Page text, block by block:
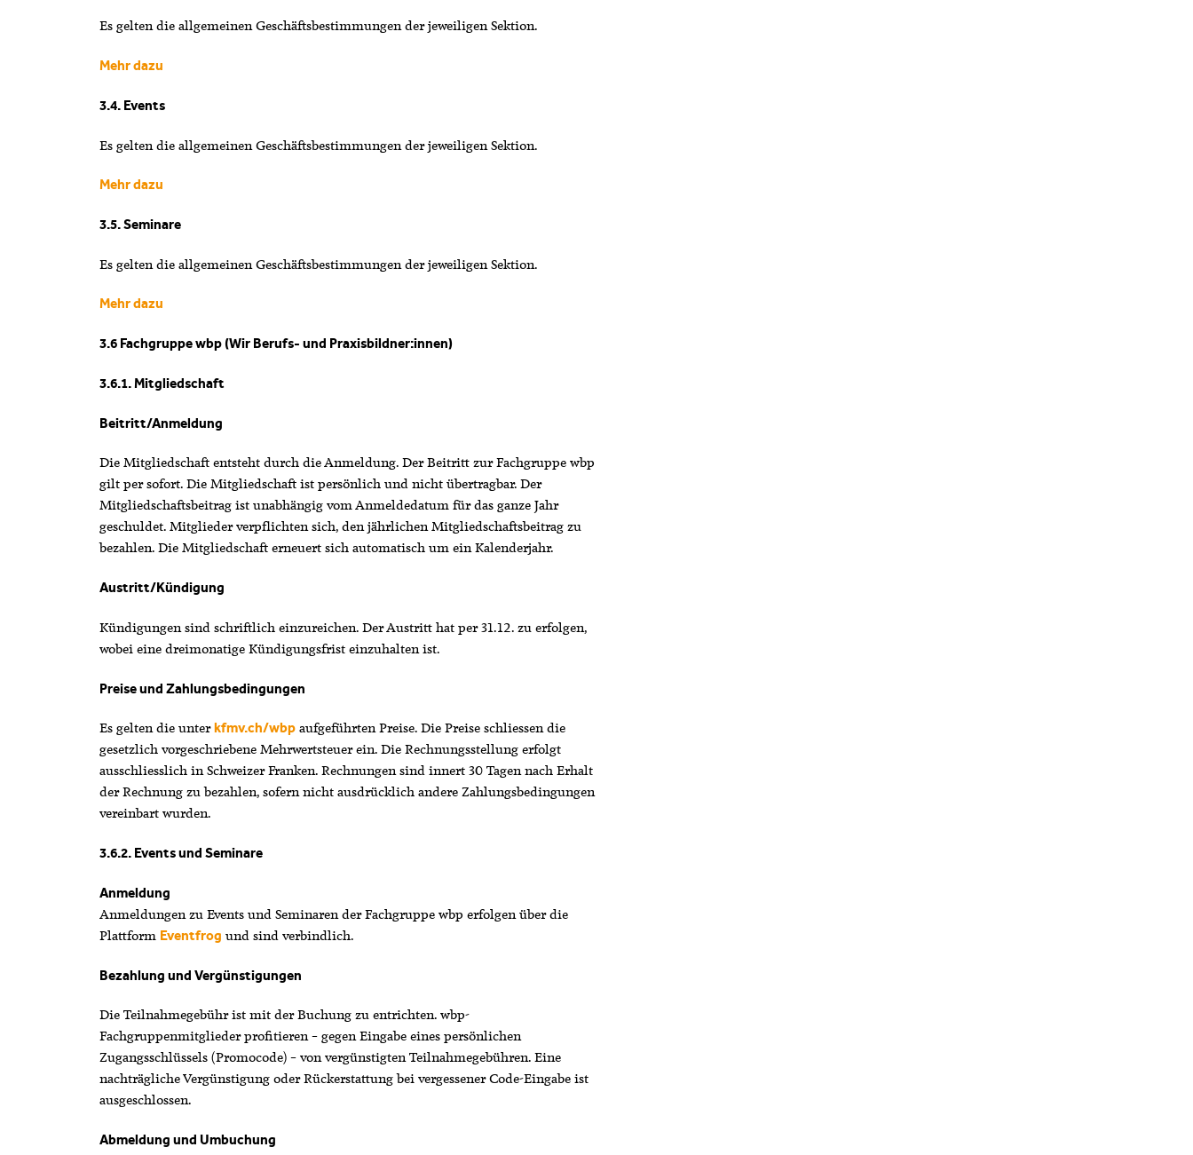
Es gelten die allgemeinen Geschäftsbestimmungen der jeweiligen Sektion.
Mehr dazu
3.4. Events
Es gelten die allgemeinen Geschäftsbestimmungen der jeweiligen Sektion.
Mehr dazu
3.5. Seminare
Es gelten die allgemeinen Geschäftsbestimmungen der jeweiligen Sektion.
Mehr dazu
3.6 Fachgruppe wbp (Wir Berufs- und Praxisbildner:innen)
3.6.1. Mitgliedschaft
Beitritt/Anmeldung
Die Mitgliedschaft entsteht durch die Anmeldung. Der Beitritt zur Fachgruppe wbp
gilt per sofort. Die Mitgliedschaft ist persönlich und nicht übertragbar. Der
Mitgliedschaftsbeitrag ist unabhängig vom Anmeldedatum für das ganze Jahr
geschuldet. Mitglieder verpflichten sich, den jährlichen Mitgliedschaftsbeitrag zu
bezahlen. Die Mitgliedschaft erneuert sich automatisch um ein Kalenderjahr.
Austritt/Kündigung
Kündigungen sind schriftlich einzureichen. Der Austritt hat per 31.12. zu erfolgen,
wobei eine dreimonatige Kündigungsfrist einzuhalten ist.
Preise und Zahlungsbedingungen
Es gelten die unter kfmv.ch/wbpaufgeführten Preise. Die Preise schliessen die
gesetzlich vorgeschriebene Mehrwertsteuer ein. Die Rechnungsstellung erfolgt
ausschliesslich in Schweizer Franken. Rechnungen sind innert 30 Tagen nach Erhalt
der Rechnung zu bezahlen, sofern nicht ausdrücklich andere Zahlungsbedingungen
vereinbart wurden.
3.6.2. Events und Seminare
Anmeldung
Anmeldungen zu Events und Seminaren der Fachgruppe wbp erfolgen über die
Plattform Eventfrog und sind verbindlich.
Bezahlung und Vergünstigungen
Die Teilnahmegebühr ist mit der Buchung zu entrichten. wbp-
Fachgruppenmitglieder profitieren – gegen Eingabe eines persönlichen
Zugangsschlüssels (Promocode) – von vergünstigten Teilnahmegebühren. Eine
nachträgliche Vergünstigung oder Rückerstattung bei vergessener Code-Eingabe ist
ausgeschlossen.
Abmeldung und Umbuchung